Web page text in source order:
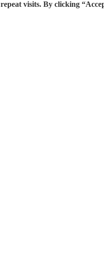
visits. By clicking